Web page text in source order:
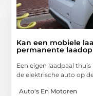
Kan een mobiele
permanente
Een eigen laadpaal
de elektrische auto op
Auto's En Motoren